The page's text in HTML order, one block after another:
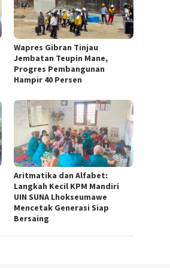
Wapres Gibran Tinjau
Jembatan Teupin Mane,
Progres Pembangunan
Hampir 40 Persen
Aritmatika dan Alfabet:
Langkah Kecil KPM Mandiri
UIN SUNA Lhokseumawe
Mencetak Generasi Siap
Bersaing